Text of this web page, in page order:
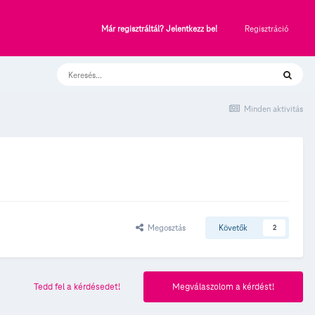
Már regisztráltál? Jelentkezz be! Regisztráció
Minden aktivitás
Megosztás Követők 2
Megválaszolom a kérdést!
Tedd fel a kérdésedet!